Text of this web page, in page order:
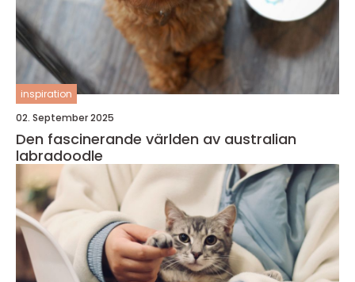
inspiration
02. September 2025
Den fascinerande världen av australian
labradoodle